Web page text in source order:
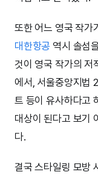
또한 어느 영국 작가
대한항공 역시 솔섬
것이 영국 작가의 저
에서, 서울중앙지법
트 등이 유사하다고
대상이 된다고 보기
다.
결국 스타일링 모방